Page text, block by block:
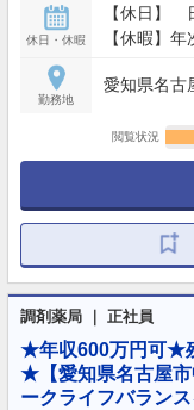
休日・休暇
【休日】
【休暇】
勤務地
愛知県名古
閲覧状況
調剤薬局 ｜ 正社員
★年収600万円可★
★【愛知県名古屋市
ークライフバラン